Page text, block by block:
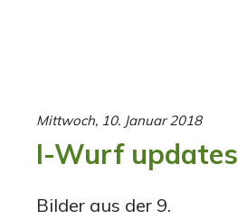
Mittwoch, 10. Januar 2018
I-Wurf updates
Bilder aus der 9.